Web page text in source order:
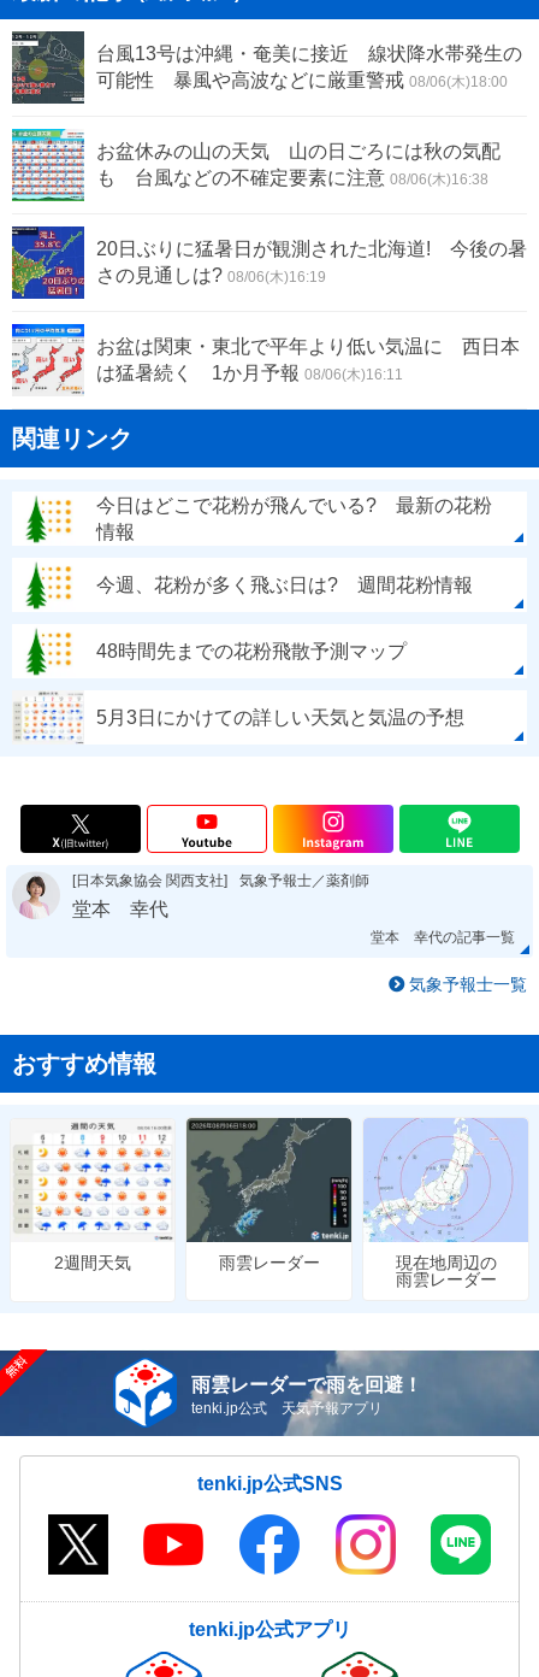
台風13号は沖縄・奄美に接近 線状降水帯発生の
可能性 暴風や高波などに厳重警戒 08/06(木)18:00
お盆休みの山の天気 山の日ごろには秋の気配
も 台風などの不確定要素に注意 08/06(木)16:38
20日ぶりに猛暑日が観測された北海道! 今後の暑
さの見通しは? 08/06(木)16:19
お盆は関東・東北で平年より低い気温に 西日本
は猛暑続く 1か月予報 08/06(木)16:11
関連リンク
今日はどこで花粉が飛んでいる? 最新の花粉
情報
今週、花粉が多く飛ぶ日は? 週間花粉情報
48時間先までの花粉飛散予測マップ
5月3日にかけての詳しい天気と気温の予想
[日本気象協会 関西支社] 気象予報士／薬剤師
堂本 幸代
堂本 幸代の記事一覧
気象予報士一覧
おすすめ情報
2週間天気 雨雲レーダー
現在地周辺の
雨雲レーダー
雨雲レーダーで雨を回避！
tenki.jp公式 天気予報アプリ
tenki.jp公式SNS
tenki.jp公式アプリ